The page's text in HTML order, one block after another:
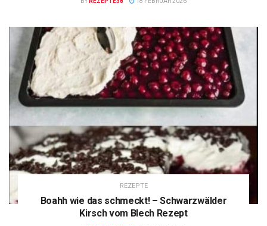
REZEPTE
Boahh wie das schmeckt! – Schwarzwälder
Kirsch vom Blech Rezept